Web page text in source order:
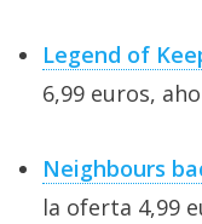
Legend of
6,99 euros,
Neighbours
la oferta 4,99